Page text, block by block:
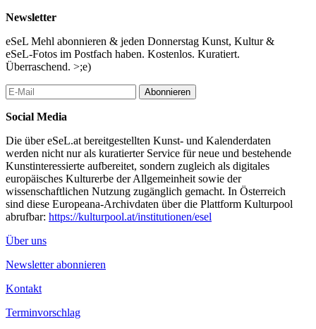
Newsletter
eSeL Mehl abonnieren & jeden Donnerstag Kunst, Kultur &
eSeL-Fotos im Postfach haben. Kostenlos. Kuratiert.
Überraschend. >;e)
Abonnieren
Social Media
Die über eSeL.at bereitgestellten Kunst- und Kalenderdaten
werden nicht nur als kuratierter Service für neue und bestehende
Kunstinteressierte aufbereitet, sondern zugleich als digitales
europäisches Kulturerbe der Allgemeinheit sowie der
wissenschaftlichen Nutzung zugänglich gemacht. In Österreich
sind diese Europeana-Archivdaten über die Plattform Kulturpool
abrufbar: https://kulturpool.at/institutionen/esel
Über uns
Newsletter abonnieren
Kontakt
Terminvorschlag